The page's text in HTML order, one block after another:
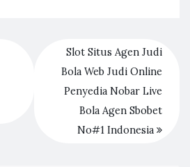
Slot Situs Agen Judi
Bola Web Judi Online
Penyedia Nobar Live
Bola Agen Sbobet
No#1 Indonesia